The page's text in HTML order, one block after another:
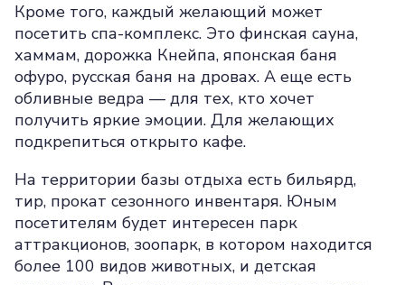
Кроме того, каждый желающий может
посетить спа-комплекс. Это финская сауна,
хаммам, дорожка Кнейпа, японская баня
офуро, русская баня на дровах. А еще есть
обливные ведра — для тех, кто хочет
получить яркие эмоции. Для желающих
подкрепиться открыто кафе.
На территории базы отдыха есть бильярд,
тир, прокат сезонного инвентаря. Юным
посетителям будет интересен парк
аттракционов, зоопарк, в котором находится
более 100 видов животных, и детская